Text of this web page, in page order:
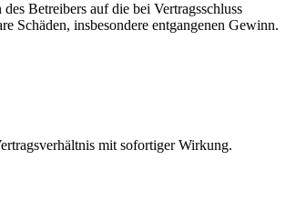
Betreibers auf die bei Vertragsschluss
Schäden, insbesondere entgangenen Gewinn.
mit sofortiger Wirkung.